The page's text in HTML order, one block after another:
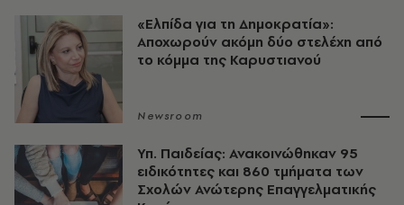
«Ελπίδα για τη Δημοκρατία»:
Αποχωρούν ακόμη δύο στελέχη από
το κόμμα της Καρυστιανού
Newsroom
Υπ. Παιδείας: Ανακοινώθηκαν 95
ειδικότητες και 860 τμήματα των
Σχολών Ανώτερης Επαγγελματικής